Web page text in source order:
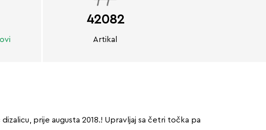
42082
Artikal
prije augusta 2018.! Upravljaj sa četri točka pa